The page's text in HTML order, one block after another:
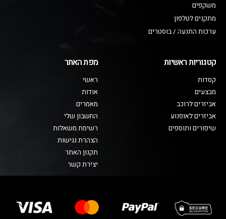
משקפים
מתקנים לטלפון
ערכות התנעה / בוסטרים
קטגוריות ראשיות
קסדות
מבצעים
אביזרים לרוכב
אביזרים לאופנוע
שיפורים ותוספים
מפת האתר
ראשי
אודות
מאמרים
החשבון שלי
רשימת משאלות
הצהרת נגישות
תקנון האתר
יצירת קשר